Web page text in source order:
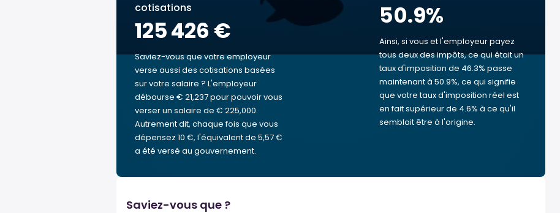
cotisations
125 426 €
Saviez-vous que votre employeur
verse aussi des cotisations basées
sur votre salaire ? L'employeur
débourse € 21,237 pour pouvoir vous
verser un salaire de € 225,000.
Autrement dit, chaque fois que vous
dépensez 10 €, l'équivalent de 5,57 €
a été versé au gouvernement.
50.9%
Ainsi, si vous et l'employeur payez
tous deux des impôts, ce qui était un
taux d'imposition de 46.3% passe
maintenant à 50.9%, ce qui signifie
que votre taux d'imposition réel est
en fait supérieur de 4.6% à ce qu'il
semblait être à l'origine.
Saviez-vous que ?